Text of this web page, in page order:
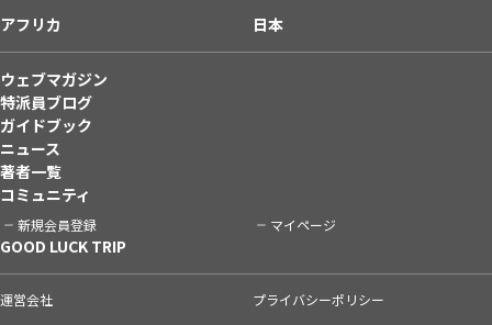
アフリカ
日本
ウェブマガジン
特派員ブログ
ガイドブック
ニュース
著者一覧
コミュニティ
新規会員登録 マイページ
GOOD LUCK TRIP
運営会社
プライバシーポリシー